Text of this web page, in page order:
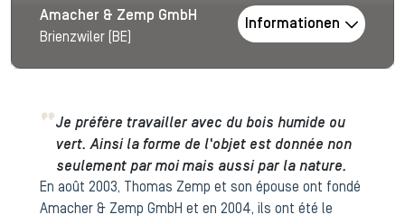
Amacher & Zemp GmbH
Brienzwiler (BE)
Informationen
Je préfère travailler avec du bois humide ou
vert. Ainsi la forme de l'objet est donnée non
seulement par moi mais aussi par la nature.
En août 2003, Thomas Zemp et son épouse ont fondé
Amacher & Zemp GmbH et en 2004, ils ont été le